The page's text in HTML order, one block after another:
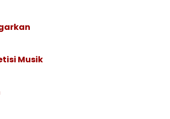
Musik